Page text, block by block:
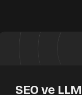
SEO ve